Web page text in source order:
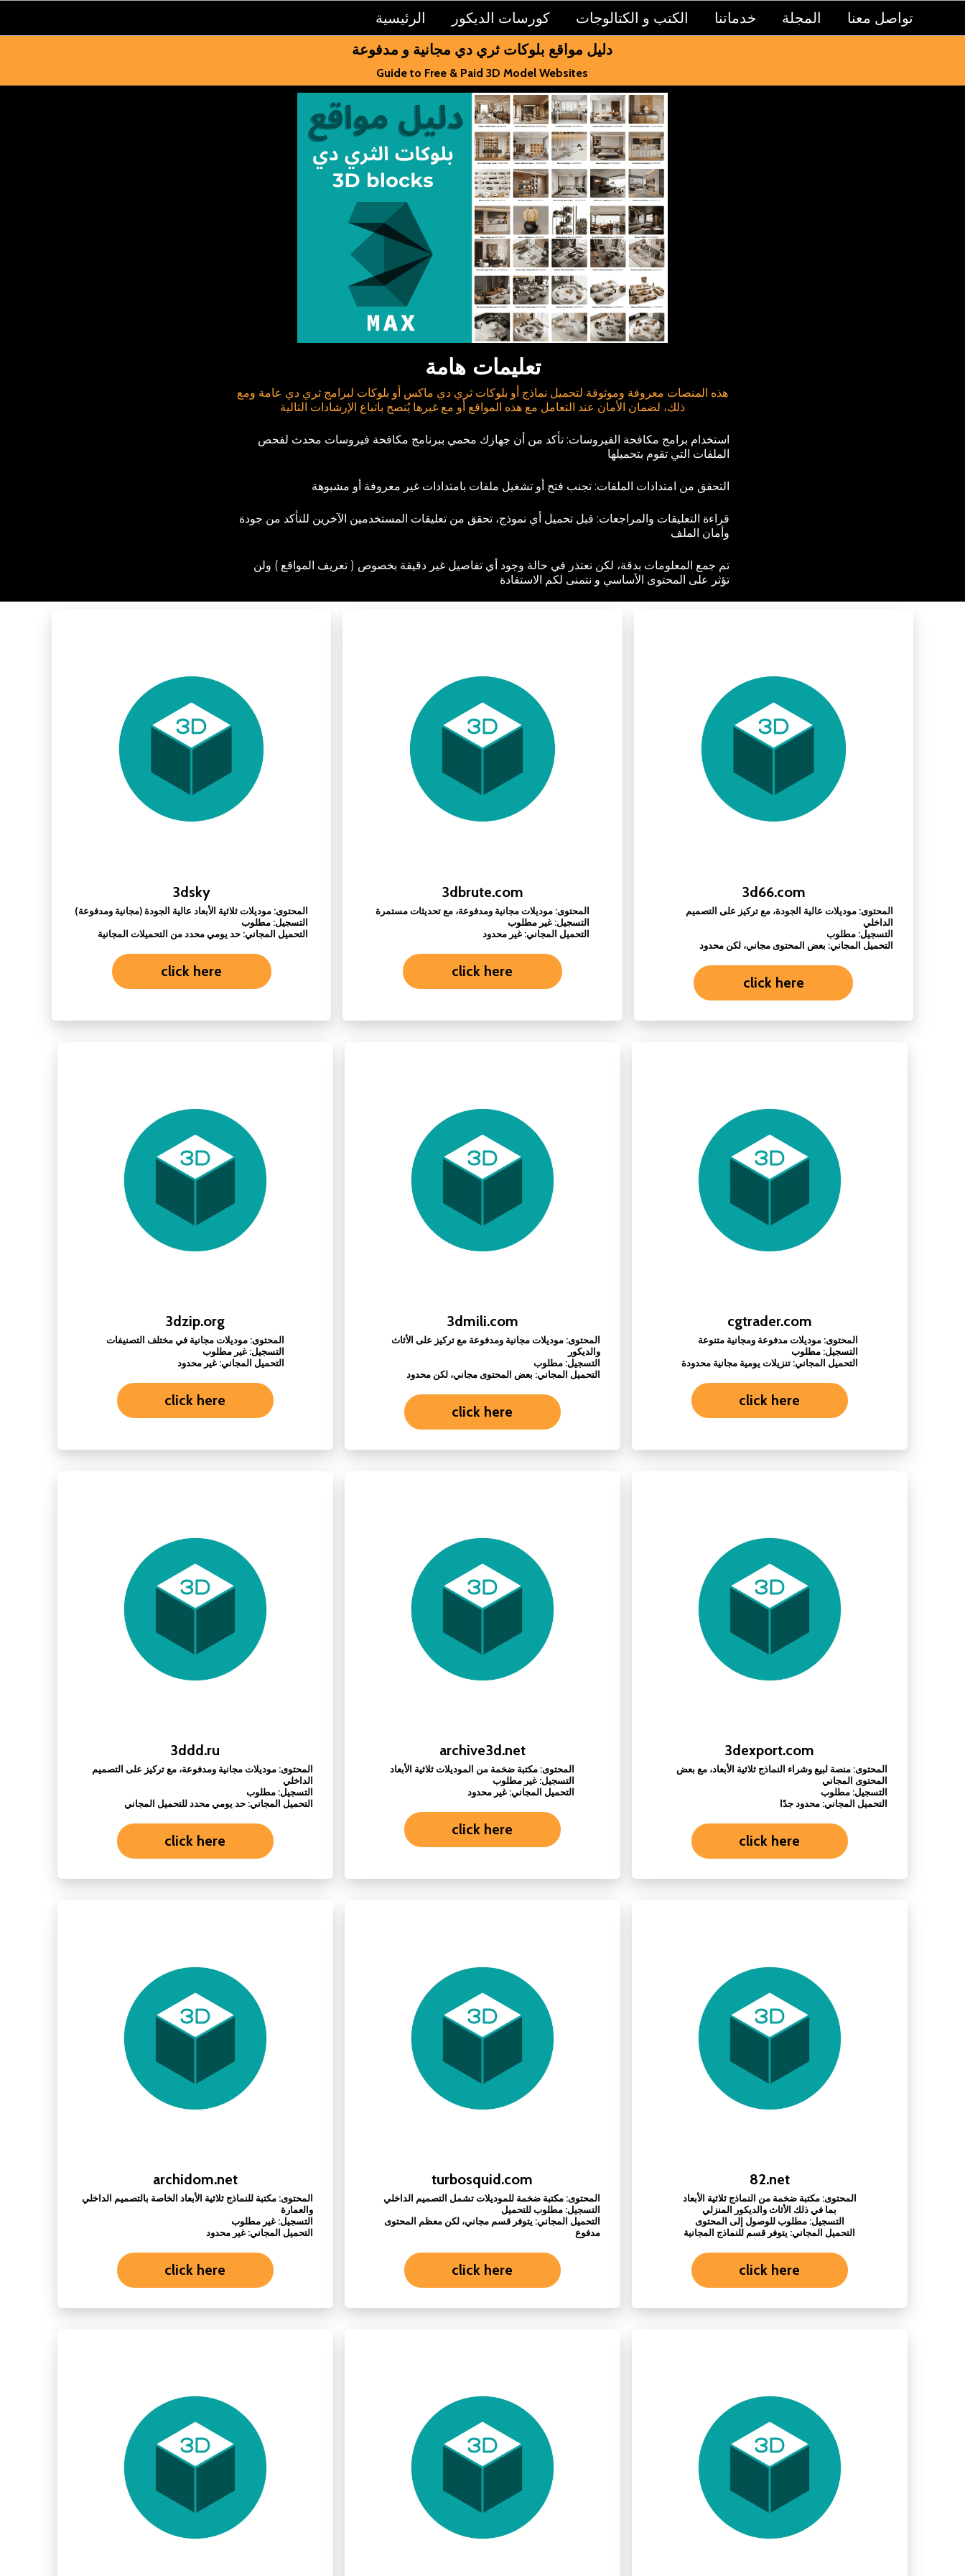
الرئيسية كورسات الديكور الكتب و الكتالوجات خدماتنا المجلة تواصل معنا
دليل مواقع بلوكات ثري دي مجانية و مدفوعة
Guide to Free & Paid 3D Model Websites
تعليمات هامة
هذه المنصات معروفة وموثوقة لتحميل نماذج أو بلوكات ثري دي ماكس أو بلوكات لبرامج ثري دي عامة ومع
ذلك، لضمان الأمان عند التعامل مع هذه المواقع أو مع غيرها يُنصح باتباع الإرشادات التالية
استخدام برامج مكافحة الفيروسات: تأكد من أن جهازك محمي ببرنامج مكافحة فيروسات محدث لفحص
الملفات التي تقوم بتحميلها
التحقق من امتدادات الملفات: تجنب فتح أو تشغيل ملفات بامتدادات غير معروفة أو مشبوهة
قراءة التعليقات والمراجعات: قبل تحميل أي نموذج، تحقق من تعليقات المستخدمين الآخرين للتأكد من جودة
وأمان الملف
تم جمع المعلومات بدقة، لكن نعتذر في حالة وجود أي تفاصيل غير دقيقة بخصوص ( تعريف المواقع ) ولن
تؤثر على المحتوى الأساسي و نتمنى لكم الاستفادة
3dsky
المحتوى: موديلات ثلاثية الأبعاد عالية الجودة (مجانية ومدفوعة)
التسجيل: مطلوب
التحميل المجاني: حد يومي محدد من التحميلات المجانية
click here
3dbrute.com
المحتوى: موديلات مجانية ومدفوعة، مع تحديثات مستمرة
التسجيل: غير مطلوب
التحميل المجاني: غير محدود
click here
3d66.com
المحتوى: موديلات عالية الجودة، مع تركيز على التصميم
الداخلي
التسجيل: مطلوب
التحميل المجاني: بعض المحتوى مجاني، لكن محدود
click here
3dzip.org
المحتوى: موديلات مجانية في مختلف التصنيفات
التسجيل: غير مطلوب
التحميل المجاني: غير محدود
click here
3dmili.com
المحتوى: موديلات مجانية ومدفوعة مع تركيز على الأثاث
والديكور
التسجيل: مطلوب
التحميل المجاني: بعض المحتوى مجاني، لكن محدود
click here
cgtrader.com
المحتوى: موديلات مدفوعة ومجانية متنوعة
التسجيل: مطلوب
التحميل المجاني: تنزيلات يومية مجانية محدودة
click here
3ddd.ru
المحتوى: موديلات مجانية ومدفوعة، مع تركيز على التصميم
الداخلي
التسجيل: مطلوب
التحميل المجاني: حد يومي محدد للتحميل المجاني
click here
archive3d.net
المحتوى: مكتبة ضخمة من الموديلات ثلاثية الأبعاد
التسجيل: غير مطلوب
التحميل المجاني: غير محدود
click here
3dexport.com
المحتوى: منصة لبيع وشراء النماذج ثلاثية الأبعاد، مع بعض
المحتوى المجاني
التسجيل: مطلوب
التحميل المجاني: محدود جدًا
click here
archidom.net
المحتوى: مكتبة للنماذج ثلاثية الأبعاد الخاصة بالتصميم الداخلي
والعمارة
التسجيل: غير مطلوب
التحميل المجاني: غير محدود
click here
turbosquid.com
المحتوى: مكتبة ضخمة للموديلات تشمل التصميم الداخلي
التسجيل: مطلوب للتحميل
التحميل المجاني: يتوفر قسم مجاني، لكن معظم المحتوى
مدفوع
click here
82.net
المحتوى: مكتبة ضخمة من النماذج ثلاثية الأبعاد
بما في ذلك الأثاث والديكور المنزلي
التسجيل: مطلوب للوصول إلى المحتوى
التحميل المجاني: يتوفر قسم للنماذج المجانية
click here